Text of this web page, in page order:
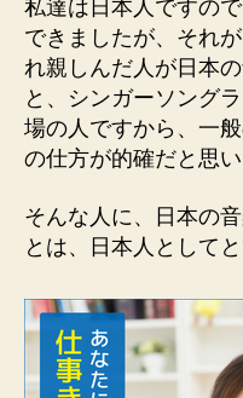
私達は日本人ですの
できましたが、それ
れ親しんだ人が日本
と、シンガーソング
場の人ですから、一
の仕方が的確だと思い
そんな人に、日本の
とは、日本人として